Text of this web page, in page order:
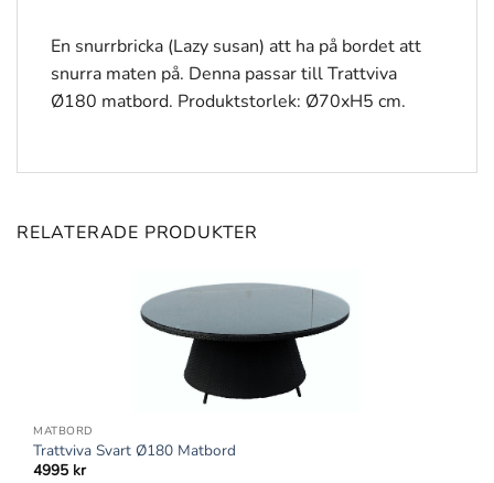
En snurrbricka (Lazy susan) att ha på bordet att
snurra maten på. Denna passar till Trattviva
Ø180 matbord. Produktstorlek: Ø70xH5 cm.
RELATERADE PRODUKTER
MATBORD
Trattviva Svart Ø180 Matbord
4995 kr